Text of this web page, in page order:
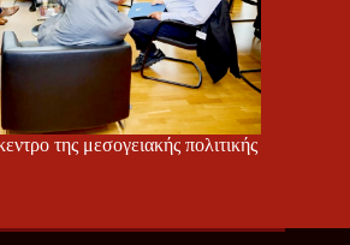
της μεσογειακής πολιτικής